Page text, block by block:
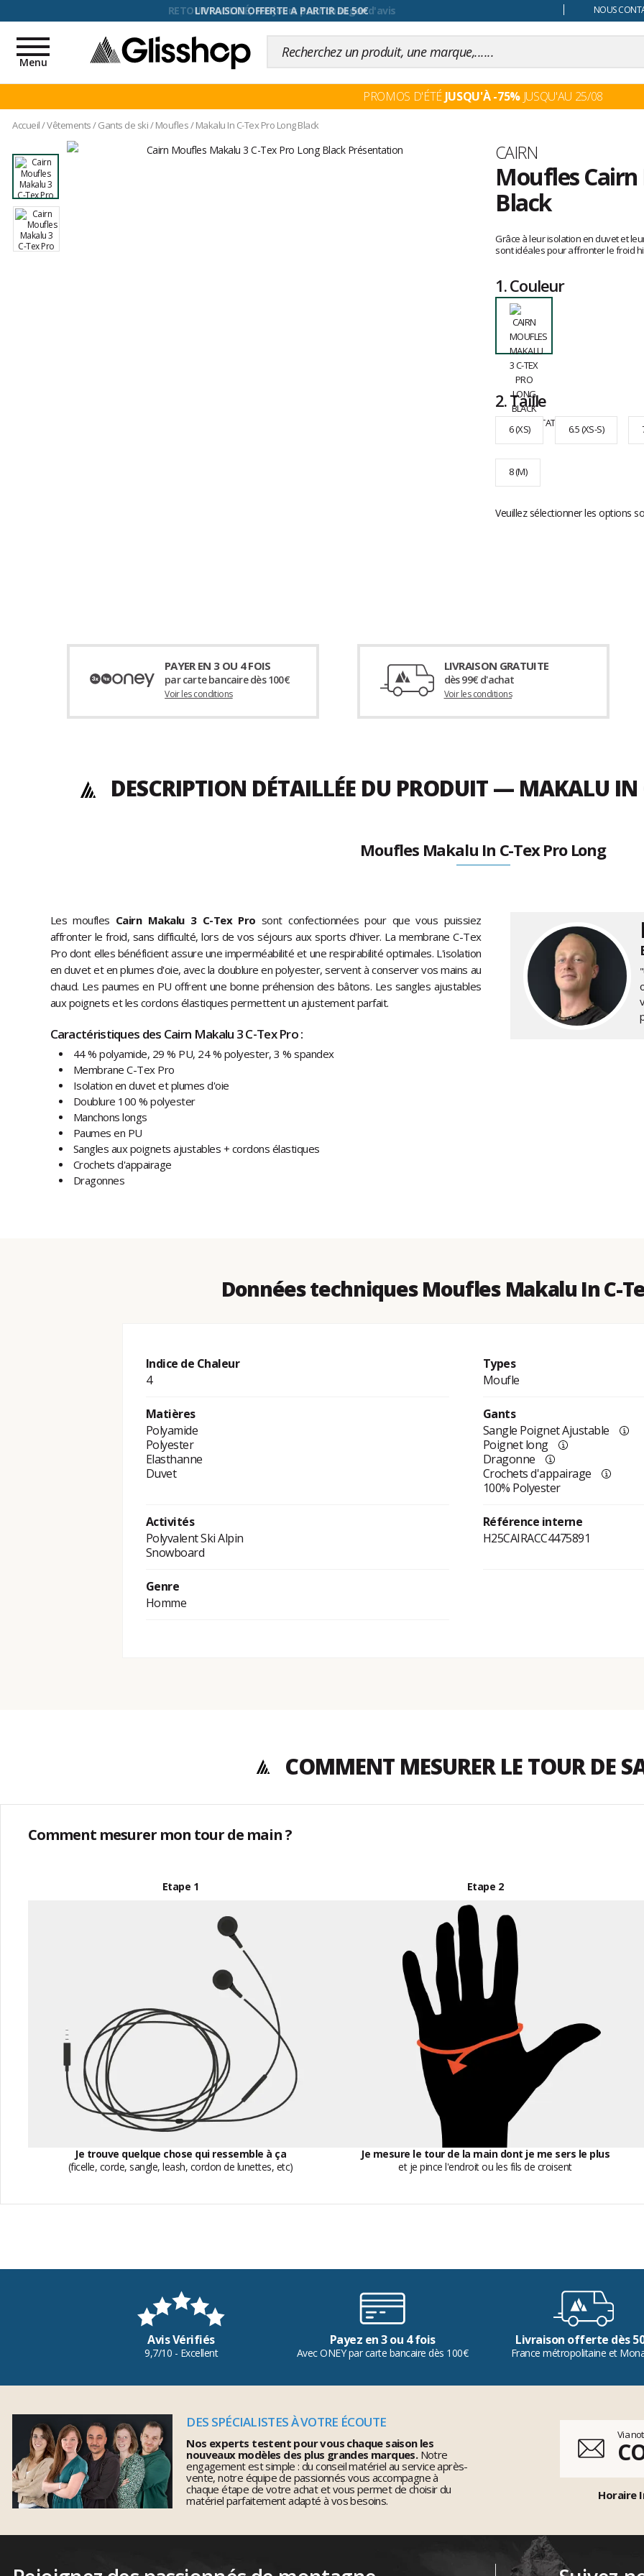
RETOUR FACILITÉ, 100 jours pour changer d'avis NOUS
Toggle
navigation
Menu
PROMOS D'ÉTÉ JUSQU'À -75%JUSQU'AU 25/08
Accueil/Vêtements/Gants de ski/Moufles/Makalu In C-Tex Pro Long Black
Marque
CAIRN
Moufles Cairn
Black
avis
clients
Grâce à leur isolation en duvet et
sont idéales pour affronter le froid
1.Couleur
2.Taille
6 (XS) 6.5 (XS-S)
8 (M)
Veuillez sélectionner les options
PAYER EN 3 OU 4 FOIS
par carte bancaire dès 100€
Voir les conditions
LIVRAISON GRATUITE
dès 99€ d'achat
Voir les conditions
DESCRIPTION DÉTAILLÉE DU PRODUIT — MAKALU
Moufles Makalu In C-Tex Pro Long
Les moufles Cairn Makalu 3 C-Tex Pro sont confectionnées pour que vous puissiez
affronter le froid, sans difficulté, lors de vos séjours aux sports d'hiver. La membrane C-Tex
Pro dont elles bénéficient assure une imperméabilité et une respirabilité optimales. L'isolation
en duvet et en plumes d'oie, avec la doublure en polyester, servent à conserver vos mains au
chaud. Les paumes en PU offrent une bonne préhension des bâtons. Les sangles ajustables
aux poignets et les cordons élastiques permettent un ajustement parfait.
Caractéristiques des Cairn Makalu 3 C-Tex Pro :
44 % polyamide, 29 % PU, 24 % polyester, 3 % spandex
Membrane C-Tex Pro
Isolation en duvet et plumes d'oie
Doublure 100 % polyester
Manchons longs
Paumes en PU
Sangles aux poignets ajustables + cordons élastiques
Crochets d'appairage
Dragonnes
Données techniques Moufles Makalu In C-
Indice de Chaleur
4
Types
Moufle
Matières
Polyamide
Polyester
Elasthanne
Duvet
Gants
Sangle Poignet Ajustable
Poignet long
Dragonne
Crochets d'appairage
100% Polyester
Activités
Polyvalent Ski Alpin
Snowboard
Référence interne
H25CAIRACC4475891
Genre
Homme
COMMENT MESURER LE TOUR DE
Comment mesurer mon tour de main ?
Etape 1
Je trouve quelque chose qui ressemble à ça
(ficelle, corde, sangle, leash, cordon de lunettes, etc)
Etape 2
Je mesure le tour de la main dont je me sers le plus
et je pince l'endroit ou les fils de croisent
Avis Vérifiés
9,7/10 - Excellent
Payez en 3 ou 4 fois
Avec ONEY par carte bancaire dès 100€
Livraison offerte dès
France métropolitaine et
DES SPÉCIALISTES À VOTRE ÉCOUTE
Nos experts testent pour vous chaque saison les
nouveaux modèles des plus grandes marques.Notre
engagement est simple : du conseil matériel au service après-
vente, notre équipe de passionnés vous accompagne à
chaque étape de votre achat et vous permet de choisir du
matériel parfaitement adapté à vos besoins.
Via
Horaire